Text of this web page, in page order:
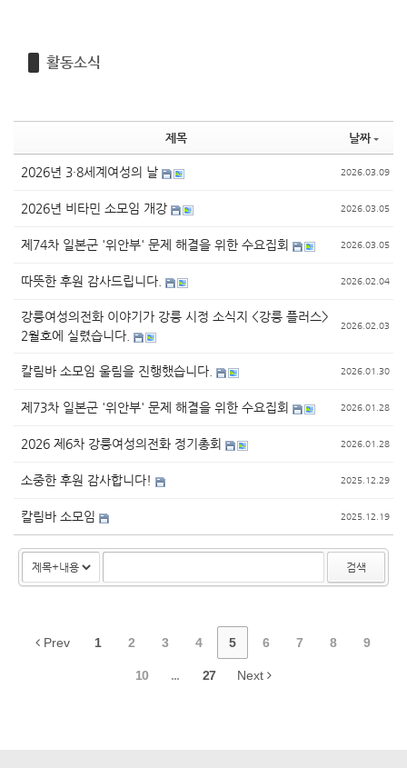
활동소식
제목 날짜
2026년 3·8세계여성의 날 2026.03.09
2026년 비타민 소모임 개강 2026.03.05
제74차 일본군 '위안부' 문제 해결을 위한 수요집회 2026.03.05
따뜻한 후원 감사드립니다. 2026.02.04
강릉여성의전화 이야기가 강릉 시정 소식지 <강릉 플러스>
2월호에 실렸습니다.
2026.02.03
칼림바 소모임 울림을 진행했습니다. 2026.01.30
제73차 일본군 '위안부' 문제 해결을 위한 수요집회 2026.01.28
2026 제6차 강릉여성의전화 정기총회 2026.01.28
소중한 후원 감사합니다! 2025.12.29
칼림바 소모임 2025.12.19
검색
Prev 1 2 3 4 5 6 7 8 9
10 ... 27 Next